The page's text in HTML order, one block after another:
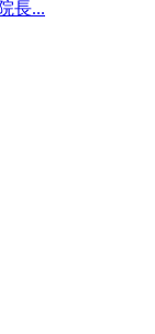
長...